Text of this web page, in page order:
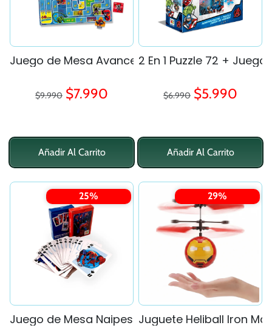
Juego de Mesa Avance - Spiderman
Precio regular
$9.990 Precio de oferta
$7.990
Añadir Al Carrito
2 En 1 Puzzle 72 +
Precio regular
$6.990 Precio de
$5.990
Añadir Al Carrito
25%
Juego de Mesa Naipes Caja Metalica -
29%
Juguete Heliball Iron